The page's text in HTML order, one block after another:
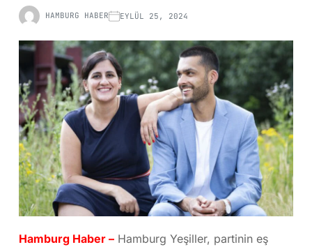
HAMBURG HABER EYLÜL 25, 2024
Hamburg Haber – Hamburg Yeşiller, partinin eş